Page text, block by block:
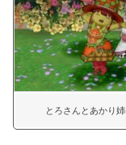
とろさんとあかり